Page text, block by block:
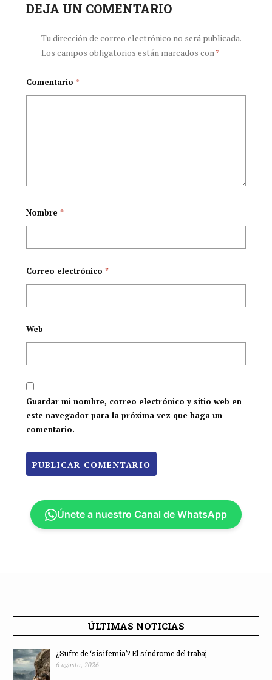
DEJA UN COMENTARIO
Tu dirección de correo electrónico no será publicada.
Los campos obligatorios están marcados con*
Comentario *
Nombre *
Correo electrónico *
Web
Guardar mi nombre, correo electrónico y sitio web en
este navegador para la próxima vez que haga un
comentario.
Únete a nuestro Canal de WhatsApp
ÚLTIMAS NOTICIAS
¿Sufre de ‘sisifemia’? El síndrome del trabaj...
6 agosto, 2026